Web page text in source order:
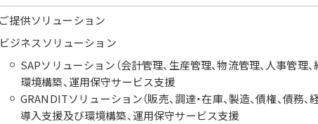
提供ソリューション
ビジネスソリューション
SAPソリューション（会計管理、生産管理、物流管理、人事管理
環境構築、運用保守サービス支援
GRANDITソリューション（販売、調達・在庫、製造、債権、債務、
導入支援及び環境構築、運用保守サービス支援